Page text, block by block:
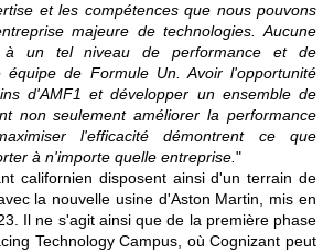
et les compétences que nous pouvons
majeure de technologies. Aucune
à un tel niveau de performance et de
équipe de Formule Un. Avoir l'opportunité
d'AMF1 et développer un ensemble de
non seulement améliorer la performance
l'efficacité démontrent ce que
à n'importe quelle entreprise. "
californien disposent ainsi d'un terrain de
la nouvelle usine d'Aston Martin, mis en
Il ne s'agit ainsi que de la première phase
Technology Campus, où Cognizant peut